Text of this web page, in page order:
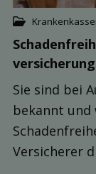
versicherung
Sie sind bei
bekannt und
Versicherer